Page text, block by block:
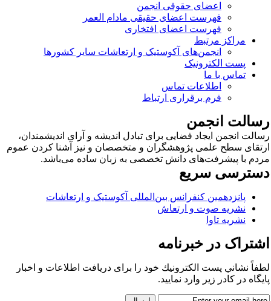
اعضای حقوقی انجمن
فهرست اعضای حقیقی مادام‌ العمر
فهرست اعضای افتخاری
مراکز مرتبط
انجمن‌های آکوستیک و ارتعاشات سایر کشورها
پست الکترونیک
تماس با ما
اطلاعات تماس
فرم برقراری ارتباط
انجمن
انجمن ایجاد فضایی برای تبادل اندیشه و آرای اندیشمندان،
سطح علمی پژوهشگران و متخصصان و نیز آشنا کردن عموم
با پیشرفت‌های دانش تخصصی به زبان ساده می‌باشد.
سریع
پانزدهمین کنفرانس بین‌المللی آکوستیک و ارتعاشات
نشریه صوت و ارتعاش
نشریه تاوا
در خبرنامه
نشاني پست الكترونيك خود را برای دريافت اطلاعات و اخبار
در كادر زير وارد نمایید.